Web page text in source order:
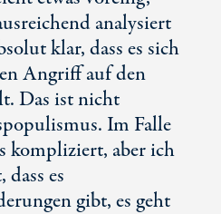
analysiert
klar, dass es sich
Angriff auf den
Das ist nicht
Im Falle
kompliziert, aber ich
es
gibt, es geht